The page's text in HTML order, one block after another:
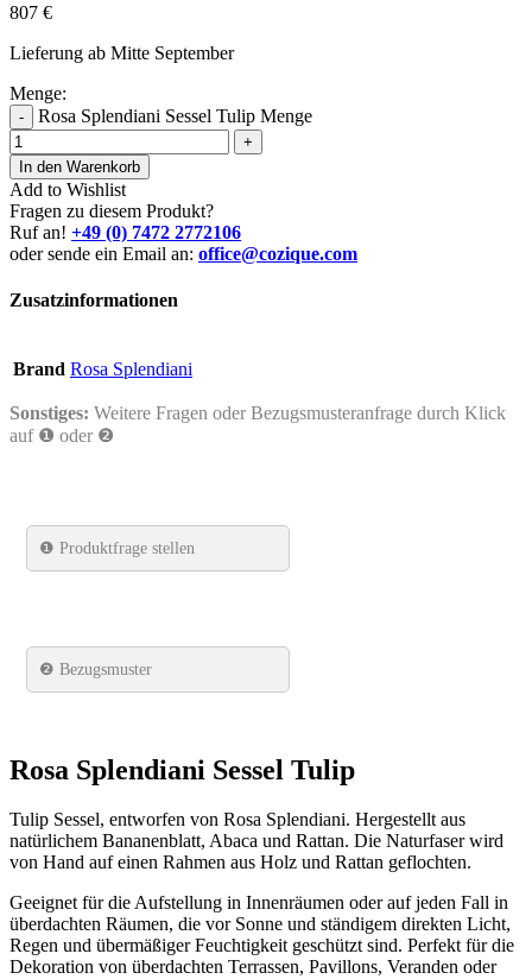
807 €
Lieferung ab Mitte September
Menge:
- Rosa Splendiani Sessel Tulip Menge
+
In den Warenkorb
Add to Wishlist
Fragen zu diesem Produkt?
Ruf an! +49 (0) 7472 2772106
oder sende ein Email an: office@cozique.com
Zusatzinformationen
Brand Rosa Splendiani
Sonstiges: Weitere Fragen oder Bezugsmusteranfrage durch Klick
auf ❶ oder ❷
❶ Produktfrage stellen
❷ Bezugsmuster
Rosa Splendiani Sessel Tulip
Tulip Sessel, entworfen von Rosa Splendiani. Hergestellt aus
natürlichem Bananenblatt, Abaca und Rattan. Die Naturfaser wird
von Hand auf einen Rahmen aus Holz und Rattan geflochten.
Geeignet für die Aufstellung in Innenräumen oder auf jeden Fall in
überdachten Räumen, die vor Sonne und ständigem direkten Licht,
Regen und übermäßiger Feuchtigkeit geschützt sind. Perfekt für die
Dekoration von überdachten Terrassen, Pavillons, Veranden oder